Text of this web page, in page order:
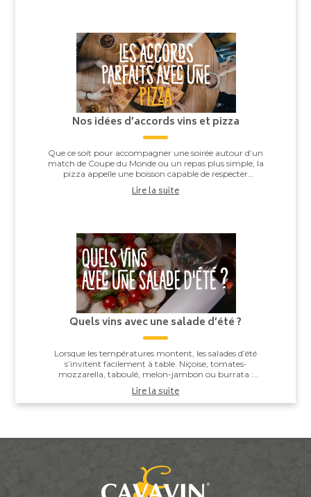
Nos idées d’accords vins et pizza
Que ce soit pour accompagner une soirée autour d’un
match de Coupe du Monde ou un repas plus simple, la
pizza appelle une boisson capable de respecter
l’équilibre entre la pâte, la sauce tomate, ...
Lire la suite
Quels vins avec une salade d’été ?
Lorsque les températures montent, les salades d’été
s’invitent facilement à table. Niçoise, tomates-
mozzarella, taboulé, melon-jambon ou burrata :
derrière leur apparente simplicité, elles offren...
Lire la suite